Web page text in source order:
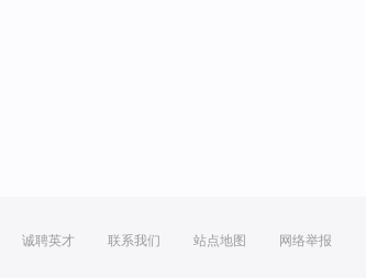
诚聘英才 联系我们 站点地图 网络举报